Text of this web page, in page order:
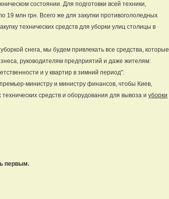
состоянии. Для подготовки всей техники,
19 млн грн. Всего же для закупки противогололедных
технических средств для уборки улиц столицы в
снега, мы будем привлекать все средства, которые
руководителям предприятий и даже жителям:
и у квартир в зимний период".
министру и министру финансов, чтобы Киев,
средств и оборудования для вывоза и уборки
первым.